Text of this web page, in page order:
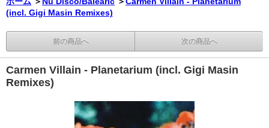
(incl. Gigi Masin Remixes)
前の商品へ 次の商品へ
Carmen Villain - Planetarium (incl. Gigi Masin
Remixes)